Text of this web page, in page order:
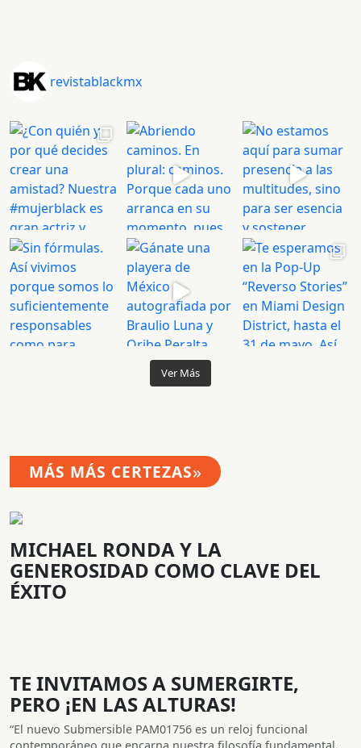
revistablackmx
Ver Más
MÁS MÁS CERTEZAS»
MICHAEL RONDA Y LA
GENEROSIDAD COMO CLAVE DEL
ÉXITO
TE INVITAMOS A SUMERGIRTE,
PERO ¡EN LAS ALTURAS!
“El nuevo Submersible PAM01756 es un reloj funcional